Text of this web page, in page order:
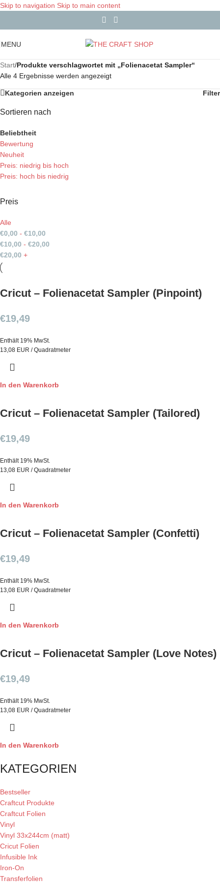
Skip to navigation Skip to main content
MENU
KATEGORIEN
Bestseller
Craftcut Produkte
Craftcut Folien
Vinyl
Vinyl 33x244cm (matt)
Cricut Folien
Infusible Ink
Iron-On
Transferfolien
Start/Produkte verschlagwortet mit „Folienacetat Sampler“
Alle 4 Ergebnisse werden angezeigt
Kategorien anzeigen Filter
Sortieren nach
Beliebtheit
Bewertung
Neuheit
Preis: niedrig bis hoch
Preis: hoch bis niedrig
Preis
Alle
€0,00 - €10,00
€10,00 - €20,00
€20,00 +
Cricut – Folienacetat Sampler (Pinpoint)
€19,49
Enthält 19% MwSt.
13,08 EUR / Quadratmeter
In den Warenkorb
Cricut – Folienacetat Sampler (Tailored)
€19,49
Enthält 19% MwSt.
13,08 EUR / Quadratmeter
In den Warenkorb
Cricut – Folienacetat Sampler (Confetti)
€19,49
Enthält 19% MwSt.
13,08 EUR / Quadratmeter
In den Warenkorb
Cricut – Folienacetat Sampler (Love Notes)
€19,49
Enthält 19% MwSt.
13,08 EUR / Quadratmeter
In den Warenkorb